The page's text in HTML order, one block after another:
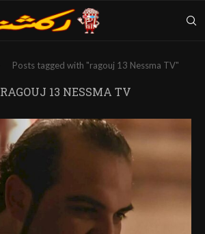
Posts tagged with "ragouj 13 Nessma TV"
RAGOUJ 13 NESSMA TV